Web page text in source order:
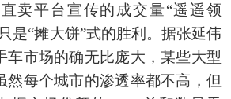
卖平台宣传的成交量“遥遥领
是“摊大饼”式的胜利。据张延伟
车市场的确无比庞大，某些大型
然每个城市的渗透率都不高，但